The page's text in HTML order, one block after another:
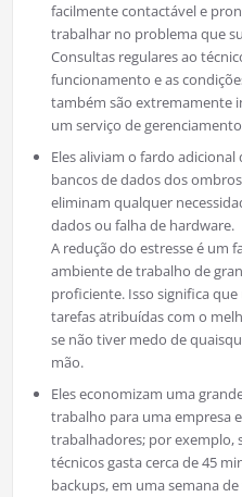
facilmente contactável e
trabalhar no problema que
Consultas regulares ao
funcionamento e as
também são extremamente
um serviço de
Eles aliviam o fardo
bancos de dados dos
eliminam qualquer
dados ou falha de hardware.
A redução do estresse é um
ambiente de trabalho de
proficiente. Isso significa
tarefas atribuídas com o
se não tiver medo de
mão.
Eles economizam uma
trabalho para uma empresa
trabalhadores; por exemplo,
técnicos gasta cerca de 45
backups, em uma semana